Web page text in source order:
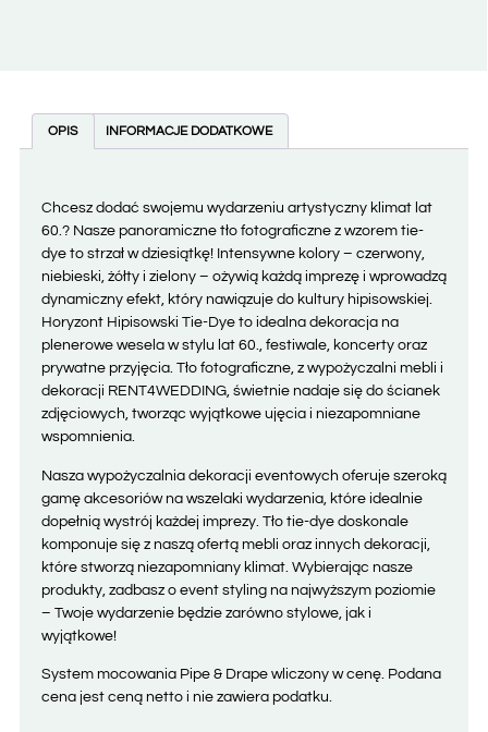
OPIS INFORMACJE DODATKOWE
Chcesz dodać swojemu wydarzeniu artystyczny klimat lat
60.? Nasze panoramiczne tło fotograficzne z wzorem tie-
dye to strzał w dziesiątkę! Intensywne kolory – czerwony,
niebieski, żółty i zielony – ożywią każdą imprezę i wprowadzą
dynamiczny efekt, który nawiązuje do kultury hipisowskiej.
Horyzont Hipisowski Tie-Dye to idealna dekoracja na
plenerowe wesela w stylu lat 60., festiwale, koncerty oraz
prywatne przyjęcia. Tło fotograficzne, z wypożyczalni mebli i
dekoracji RENT4WEDDING, świetnie nadaje się do ścianek
zdjęciowych, tworząc wyjątkowe ujęcia i niezapomniane
wspomnienia.
Nasza wypożyczalnia dekoracji eventowych oferuje szeroką
gamę akcesoriów na wszelaki wydarzenia, które idealnie
dopełnią wystrój każdej imprezy. Tło tie-dye doskonale
komponuje się z naszą ofertą mebli oraz innych dekoracji,
które stworzą niezapomniany klimat. Wybierając nasze
produkty, zadbasz o event styling na najwyższym poziomie
– Twoje wydarzenie będzie zarówno stylowe, jak i
wyjątkowe!
System mocowania Pipe & Drape wliczony w cenę. Podana
cena jest ceną netto i nie zawiera podatku.